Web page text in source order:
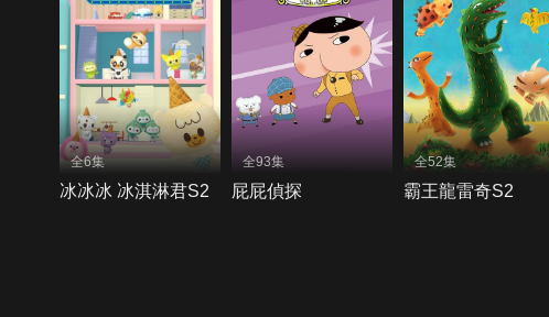
全6集
冰冰冰 冰淇淋君S2
全93集
屁屁偵探
全52集
霸王龍雷奇S2